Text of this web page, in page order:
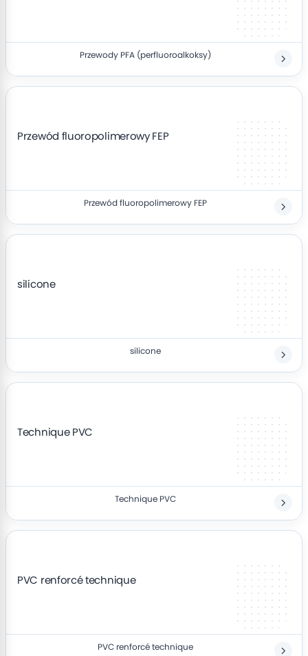
Przewody PFA (perfluoroalkoksy)
Przewód fluoropolimerowy FEP
Przewód fluoropolimerowy FEP
silicone
silicone
Technique PVC
Technique PVC
PVC renforcé technique
PVC renforcé technique